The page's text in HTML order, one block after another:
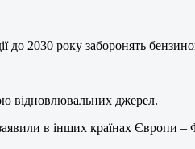
2030 року заборонять
відновлювальних джерел.
в інших країнах Європи –